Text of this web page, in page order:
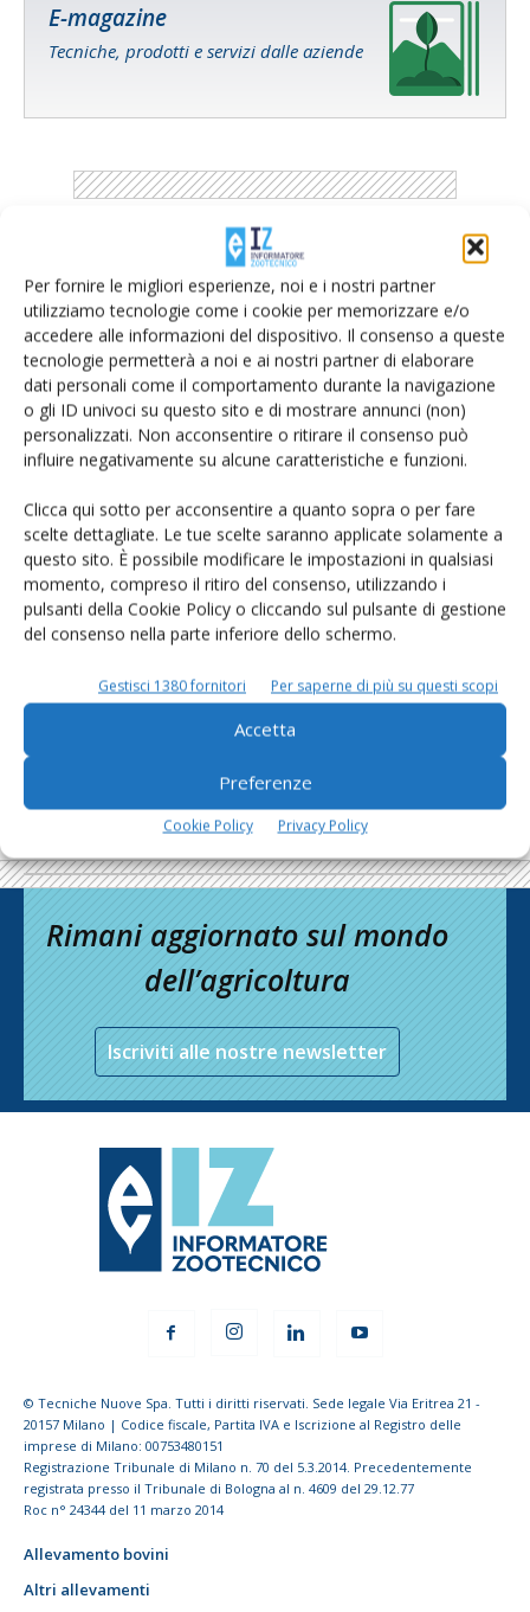
Per fornire le migliori esperienze, noi e i nostri partner
utilizziamo tecnologie come i cookie per memorizzare e/o
accedere alle informazioni del dispositivo. Il consenso a queste
tecnologie permetterà a noi e ai nostri partner di elaborare
dati personali come il comportamento durante la navigazione
o gli ID univoci su questo sito e di mostrare annunci (non)
personalizzati. Non acconsentire o ritirare il consenso può
influire negativamente su alcune caratteristiche e funzioni.
Clicca qui sotto per acconsentire a quanto sopra o per fare
scelte dettagliate. Le tue scelte saranno applicate solamente a
questo sito. È possibile modificare le impostazioni in qualsiasi
momento, compreso il ritiro del consenso, utilizzando i
pulsanti della Cookie Policy o cliccando sul pulsante di gestione
del consenso nella parte inferiore dello schermo.
Gestisci 1380 fornitori Per saperne di più su questi scopi
Accetta
Preferenze
Cookie Policy Privacy Policy
E-magazine
Tecniche, prodotti e servizi dalle aziende
Catalogo Aziende e Prodotti
Un modo semplice per cercare un'azienda o un
prodotto!
Cerca adesso
L'Esperto risponde
I consigli di Terra e Vita agli agricoltori
Cerca adesso
Rimani aggiornato sul mondo
dell’agricoltura
Iscriviti alle nostre newsletter
© Tecniche Nuove Spa. Tutti i diritti riservati. Sede legale Via Eritrea 21 -
20157 Milano | Codice fiscale, Partita IVA e Iscrizione al Registro delle
imprese di Milano: 00753480151
Registrazione Tribunale di Milano n. 70 del 5.3.2014. Precedentemente
registrata presso il Tribunale di Bologna al n. 4609 del 29.12.77
Roc n° 24344 del 11 marzo 2014
Allevamento bovini
Altri allevamenti